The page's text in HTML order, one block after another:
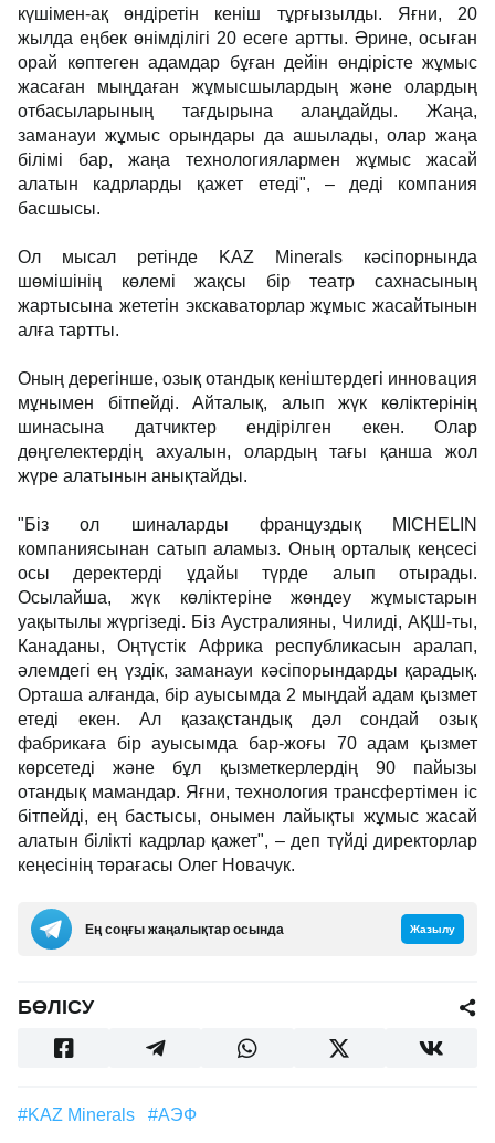
күшімен-ақ өндіретін кеніш тұрғызылды. Яғни, 20
жылда еңбек өнімділігі 20 есеге артты. Әрине, осыған
орай көптеген адамдар бұған дейін өндірісте жұмыс
жасаған мыңдаған жұмысшылардың және олардың
отбасыларының тағдырына алаңдайды. Жаңа,
заманауи жұмыс орындары да ашылады, олар жаңа
білімі бар, жаңа технологиялармен жұмыс жасай
алатын кадрларды қажет етеді", – деді компания
басшысы.
Ол мысал ретінде KAZ Minerals кәсіпорнында
шөмішінің көлемі жақсы бір театр сахнасының
жартысына жететін экскаваторлар жұмыс жасайтынын
алға тартты.
Оның дерегінше, озық отандық кеніштердегі инновация
мұнымен бітпейді. Айталық, алып жүк көліктерінің
шинасына датчиктер ендірілген екен. Олар
дөңгелектердің ахуалын, олардың тағы қанша жол
жүре алатынын анықтайды.
"Біз ол шиналарды француздық MICHELIN
компаниясынан сатып аламыз. Оның орталық кеңсесі
осы деректерді ұдайы түрде алып отырады.
Осылайша, жүк көліктеріне жөндеу жұмыстарын
уақытылы жүргізеді. Біз Аустралияны, Чилиді, АҚШ-ты,
Канаданы, Оңтүстік Африка республикасын аралап,
әлемдегі ең үздік, заманауи кәсіпорындарды қарадық.
Орташа алғанда, бір ауысымда 2 мыңдай адам қызмет
етеді екен. Ал қазақстандық дәл сондай озық
фабрикаға бір ауысымда бар-жоғы 70 адам қызмет
көрсетеді және бұл қызметкерлердің 90 пайызы
отандық мамандар. Яғни, технология трансфертімен іс
бітпейді, ең бастысы, онымен лайықты жұмыс жасай
алатын білікті кадрлар қажет", – деп түйді директорлар
кеңесінің төрағасы Олег Новачук.
Ең соңғы жаңалықтар осында Жазылу
БӨЛІСУ
#KAZ Minerals #АЭФ